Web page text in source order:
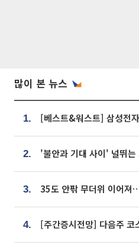
많이 본 뉴스
1.
2.
3.
4.